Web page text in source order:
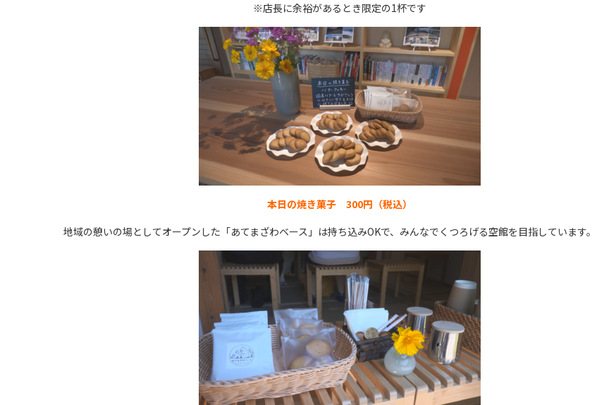
※店長に余裕があるとき限定の1杯です
本日の焼き菓子 300円（税込）
地域の憩いの場としてオープンした「あてまざわベース」は持ち込みOKで、みんなでくつろげる空館を目指しています。